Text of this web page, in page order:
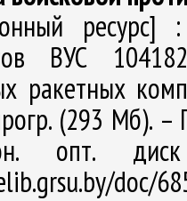
ресурс]
ВУС
ракетных
(293 Мб). –
опт.
doc/